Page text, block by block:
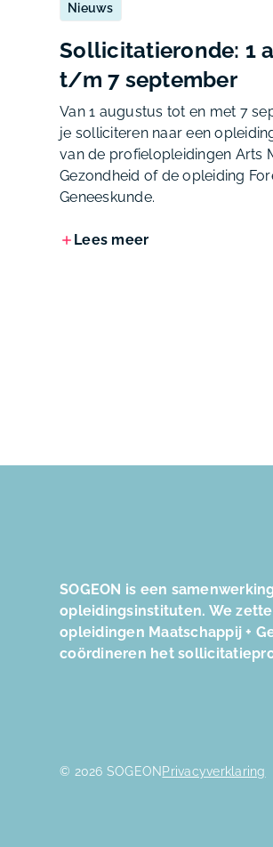
Nieuws
Sollicitatieronde: 1
t/m 7 september
Van 1 augustus tot en met 7
je solliciteren naar een
van de profielopleidingen Arts
Gezondheid of de opleiding
Geneeskunde.
Lees meer
SOGEON is een
opleidingsinstituten. We
opleidingen Maatschappij +
coördineren het
© 2026 SOGEON Privacyverklaring